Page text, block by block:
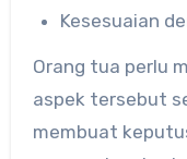
Kesesuaian
Orang tua perlu
aspek tersebut
membuat